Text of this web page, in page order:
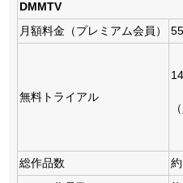
DMMTV
月額料金（プレミアム会員）
無料トライアル
総作品数